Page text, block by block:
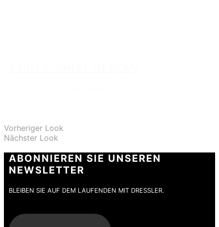
Vorheriger Look
Nächster Look
ABONNIEREN SIE UNSEREN
NEWSLETTER
BLEIBEN SIE AUF DEM LAUFENDEN MIT DRESSLER.